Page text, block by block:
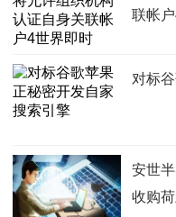
联帐
对标
安世
收购